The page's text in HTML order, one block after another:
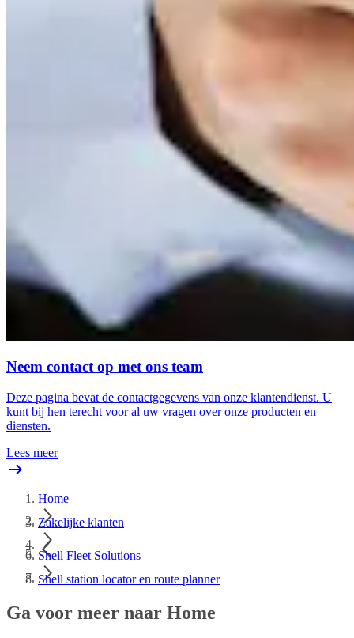
Neem contact op met ons team
Deze pagina bevat de contactgegevens van onze klantendienst. U
kunt bij hen terecht voor al uw vragen over onze producten en
diensten.
Lees meer
Home
Zakelijke klanten
Shell Fleet Solutions
Shell station locator en route planner
Ga voor meer naar Home